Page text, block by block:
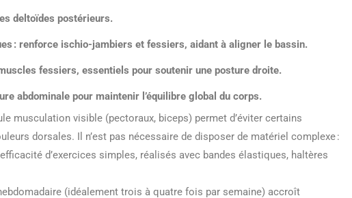
deltoïdes postérieurs.
: renforce ischio-jambiers et fessiers, aidant à aligner le bassin.
fessiers, essentiels pour soutenir une posture droite.
abdominale pour maintenir l’équilibre global du corps.
musculation visible (pectoraux, biceps) permet d’éviter certains
dorsales. Il n’est pas nécessaire de disposer de matériel complexe :
d’exercices simples, réalisés avec bandes élastiques, haltères
(idéalement trois à quatre fois par semaine) accroît